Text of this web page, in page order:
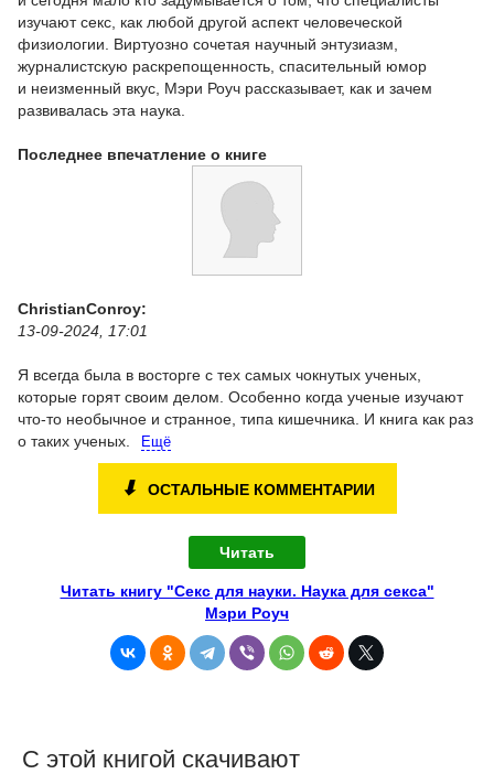
изучают секс, как любой другой аспект человеческой
физиологии. Виртуозно сочетая научный энтузиазм,
журналистскую раскрепощенность, спасительный юмор
и неизменный вкус, Мэри Роуч рассказывает, как и зачем
развивалась эта наука.
Последнее впечатление о книге
ChristianConroy:
13-09-2024, 17:01
Я всегда была в восторге с тех самых чокнутых ученых,
которые горят своим делом. Особенно когда ученые изучают
что-то необычное и странное, типа кишечника. И книга как раз
о таких ученых.
Ещё
⬇ ОСТАЛЬНЫЕ КОММЕНТАРИИ
Читать
Читать книгу "Секс для науки. Наука для секса"
Мэри Роуч
С этой книгой скачивают